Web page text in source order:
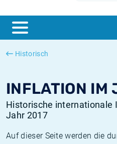
Historisch
INFLATION IM
Historische
Jahr 2017
Auf dieser Seite werden die
ESTER
SONIA
Deutsche inflation
Europäische inflation
Historische SOFR-Sätze
Historische SONIA-Sätze